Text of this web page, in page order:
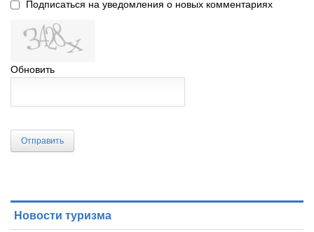
Подписаться на уведомления о новых комментариях
Обновить
Отправить
Новости туризма